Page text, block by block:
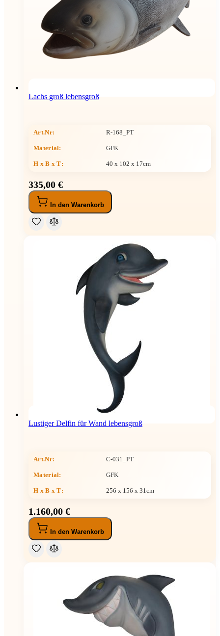
Lachs groß lebensgroß
Art.Nr: R-168_PT
Material: GFK
H x B x T: 40 x 102 x 17cm
335,00 €
In den Warenkorb
Lustiger Delfin für Wand lebensgroß
Art.Nr: C-031_PT
Material: GFK
H x B x T: 256 x 156 x 31cm
1.160,00 €
In den Warenkorb